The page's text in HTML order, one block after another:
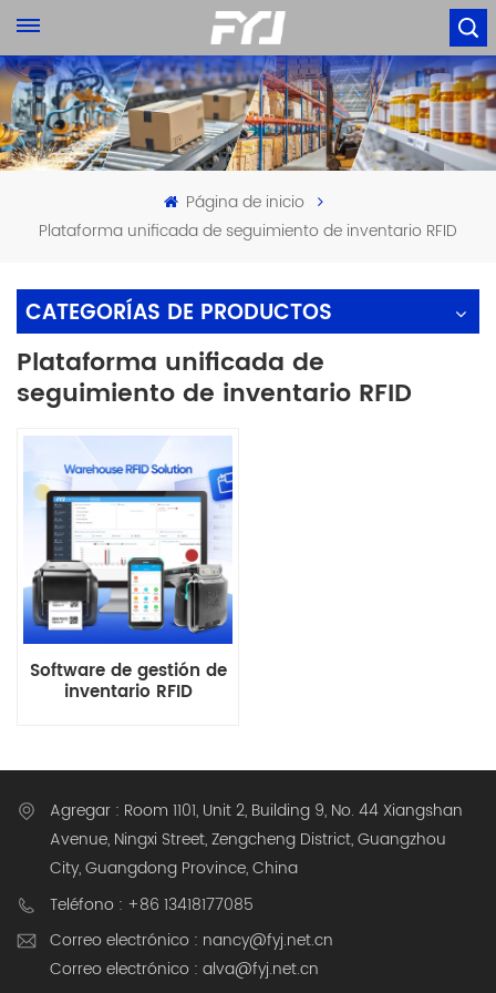
Página de inicio
Plataforma unificada de seguimiento de inventario RFID
CATEGORÍAS DE PRODUCTOS
Plataforma unificada de
seguimiento de inventario RFID
Software de gestión de
inventario RFID
Agregar : Room 1101, Unit 2, Building 9, No. 44 Xiangshan
Avenue, Ningxi Street, Zengcheng District, Guangzhou
City, Guangdong Province, China
Teléfono : +86 13418177085
Correo electrónico : nancy@fyj.net.cn
Correo electrónico : alva@fyj.net.cn